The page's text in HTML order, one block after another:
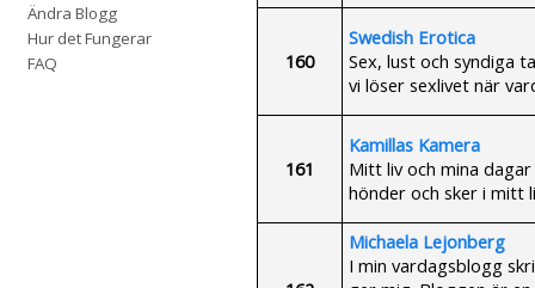
Ändra Blogg
Hur det Fungerar
FAQ
160
Swedish Erotica
Sex, lust och syndiga
vi löser sexlivet när
161
Kamillas Kamera
Mitt liv och mina
hönder och sker i mitt
Michaela Lejonberg
I min vardagsblogg